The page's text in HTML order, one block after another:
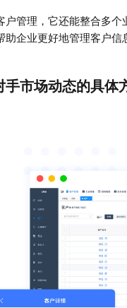
户管理，它还能整合多
助企业更好地管理客户
市场动态的具体